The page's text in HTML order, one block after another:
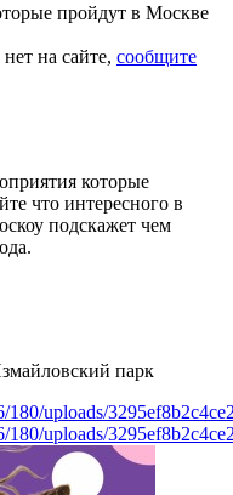
пройдут в Москве
на сайте, сообщите
которые
что интересного в
подскажет чем
парк
180/uploads/
180/uploads/